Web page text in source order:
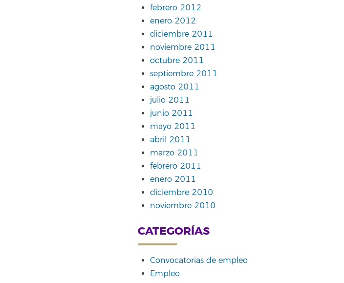
febrero 2012
enero 2012
diciembre 2011
noviembre 2011
octubre 2011
septiembre 2011
agosto 2011
julio 2011
junio 2011
mayo 2011
abril 2011
marzo 2011
febrero 2011
enero 2011
diciembre 2010
noviembre 2010
CATEGORÍAS
Convocatorias de empleo
Empleo